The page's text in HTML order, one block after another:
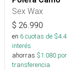
Sex Wax
$ 26.990
en 6cuotas de $
interés
ahorras $1.080 por
transferencia.